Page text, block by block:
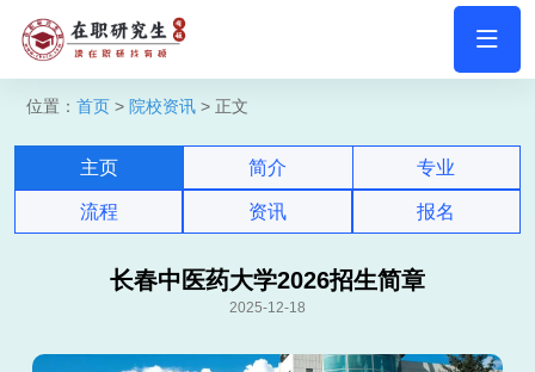
位置： 首页 > 院校资讯 > 正文
主页 简介 专业
流程 资讯 报名
长春中医药大学2026招生简章
2025-12-18